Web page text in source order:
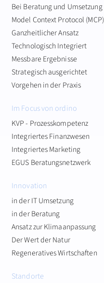
Bei Beratung und Umsetzung
Model Context Protocol (MCP)
Ganzheitlicher Ansatz
Technologisch Integriert
Messbare Ergebnisse
Strategisch ausgerichtet
Vorgehen in der Praxis
Im Focus von ordino
KVP - Prozesskompetenz
Integriertes Finanzwesen
Integriertes Marketing
EGUS Beratungsnetzwerk
Innovation
in der IT Umsetzung
in der Beratung
Ansatz zur Klimaanpassung
Der Wert der Natur
Regeneratives Wirtschaften
Standorte